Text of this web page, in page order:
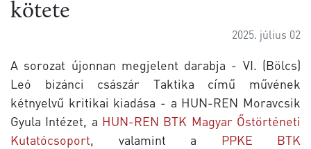
kötete
2025. július 02
A sorozat újonnan megjelent darabja - VI. (Bölcs)
Leó bizánci császár Taktika című művének
kétnyelvű kritikai kiadása - a HUN-REN Moravcsik
Gyula Intézet, a HUN-REN BTK Magyar Őstörténeti
Kutatócsoport, valamint a PPKE BTK